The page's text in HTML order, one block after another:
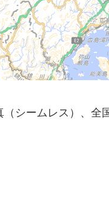
（シームレス）、全